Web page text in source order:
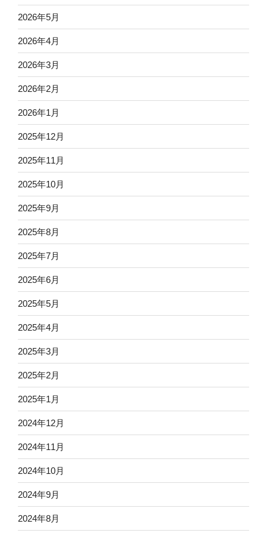
2026年5月
2026年4月
2026年3月
2026年2月
2026年1月
2025年12月
2025年11月
2025年10月
2025年9月
2025年8月
2025年7月
2025年6月
2025年5月
2025年4月
2025年3月
2025年2月
2025年1月
2024年12月
2024年11月
2024年10月
2024年9月
2024年8月